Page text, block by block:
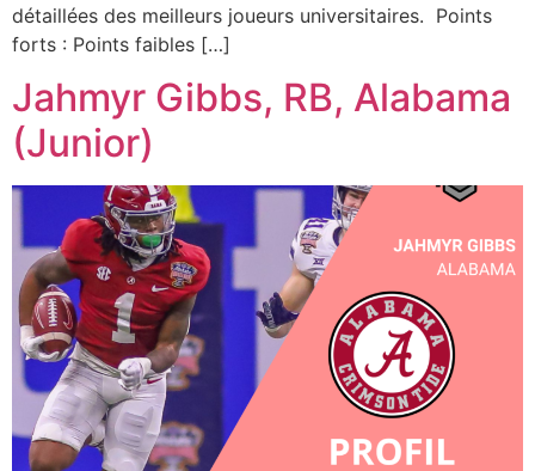
détaillées des meilleurs joueurs universitaires. Points
forts : Points faibles […]
Jahmyr Gibbs, RB, Alabama
(Junior)